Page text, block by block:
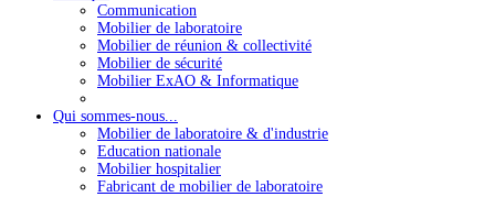
Communication
Mobilier de laboratoire
Mobilier de réunion & collectivité
Mobilier de sécurité
Mobilier ExAO & Informatique
Qui sommes-nous...
Mobilier de laboratoire & d'industrie
Education nationale
Mobilier hospitalier
Fabricant de mobilier de laboratoire